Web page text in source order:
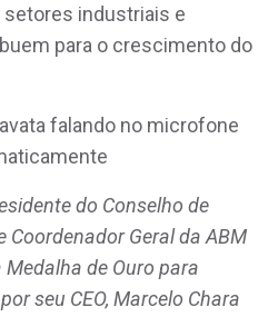
industriais e
para o crescimento do
do Conselho de
Coordenador Geral da ABM
Medalha de Ouro para
seu CEO, Marcelo Chara